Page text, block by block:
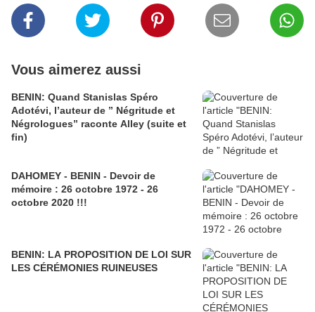
Vous aimerez aussi
BENIN: Quand Stanislas Spéro
Adotévi, l’auteur de ” Négritude et
Négrologues” raconte Alley (suite et
fin)
DAHOMEY - BENIN - Devoir de
mémoire : 26 octobre 1972 - 26
octobre 2020 !!!
BENIN: LA PROPOSITION DE LOI SUR
LES CÉRÉMONIES RUINEUSES